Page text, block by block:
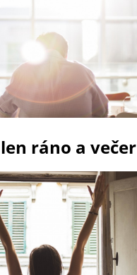
ráno a večer